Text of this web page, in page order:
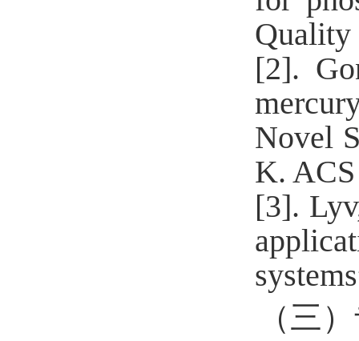
Quality
[2].
Novel
K.
[3].
（三